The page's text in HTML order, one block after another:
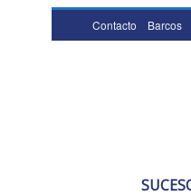
Contacto Barcos